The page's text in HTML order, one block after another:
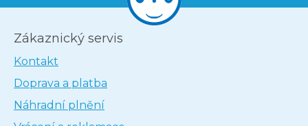
Zákaznický servis
Kontakt
Doprava a platba
Náhradní plnění